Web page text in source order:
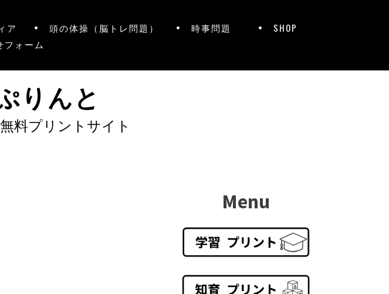
ア 頭の体操（脳トレ問題） 時事問題
SHOP
フォーム
りんと
料プリントサイト
Menu